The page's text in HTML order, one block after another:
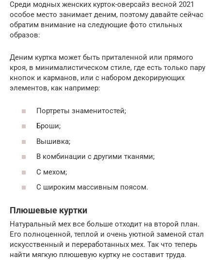
Среди модных женских курток-оверсайз весной 2021
особое место занимает деним, поэтому давайте сейчас
обратим внимание на следующие фото стильных
образов:
Деним куртка может быть приталенной или прямого
кроя, в минималистическом стиле, где есть только пару
кнопок и карманов, или с набором декорирующих
элементов, как например:
Портреты знаменитостей;
Броши;
Вышивка;
В комбинации с другими тканями;
С мехом;
С широким массивным поясом.
Плюшевые куртки
Натуральный мех все больше отходит на второй план.
Его полноценной, теплой и очень уютной заменой стал
искусственный и переработанных мех. Так что теперь
найти мягкую плюшевую куртку не составит труда.